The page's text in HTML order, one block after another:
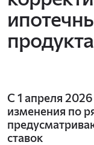
С 1 апреля
изменения по
ставок